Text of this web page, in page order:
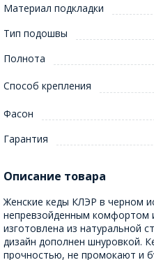
Материал подкладки
Тип подошвы
Полнота
Способ крепления
Фасон
Гарантия
Описание товара
Женские кеды КЛЭР в черном
непревзойденным комфортом
изготовлена из натуральной
дизайн дополнен шнуровкой.
прочностью, не промокают и